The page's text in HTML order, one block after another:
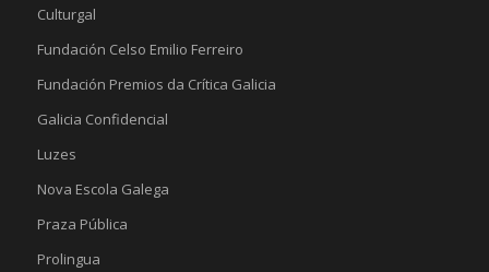
Culturgal
Fundación Celso Emilio Ferreiro
Fundación Premios da Crítica Galicia
Galicia Confidencial
Luzes
Nova Escola Galega
Praza Pública
Prolingua